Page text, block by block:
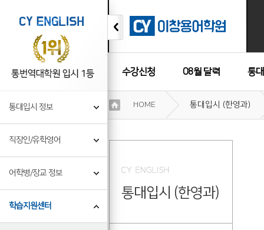
수강신청 08월 달력 통
수강후기
통대입시 정보
직장인/유학영어
어학병/장교 정보
학습지원센터
기
정
HOME 통대입시 (한영과)
통대입시 (한영과)